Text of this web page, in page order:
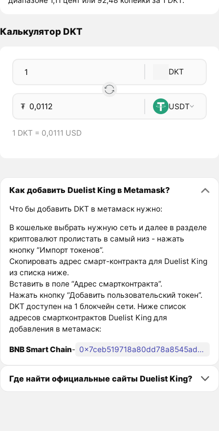
Калькулятор DKT
DKT
₮ USDT
1 DKT = 0,0111 USD
Как добавить Duelist King в Metamask?
Что бы добавить DKT в метамаск нужно:
В кошельке выбрать нужную сеть и далее в разделе
криптовалют пролистать в самый низ - нажать
кнопку “Импорт токенов”.
Скопировать адрес смарт-контракта для Duelist King
из списка ниже.
Вставить в поле “Адрес смартконтракта”.
Нажать кнопку “Добавить пользовательский токен”.
DKT доступен на 1 блокчейн сети. Ниже список
адресов смартконтрактов Duelist King для
добавления в метамаск:
BNB Smart Chain- 0x7ceb519718a80dd78a8545ad8e7f401de4f2faa7
Где найти официальные сайты Duelist King?